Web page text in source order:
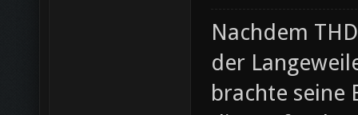
Nachdem
der
brachte seine